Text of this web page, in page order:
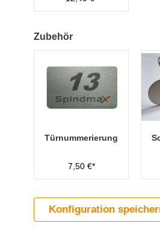
Zubehör
Türnummerierung
7,50 €*
Konfiguration